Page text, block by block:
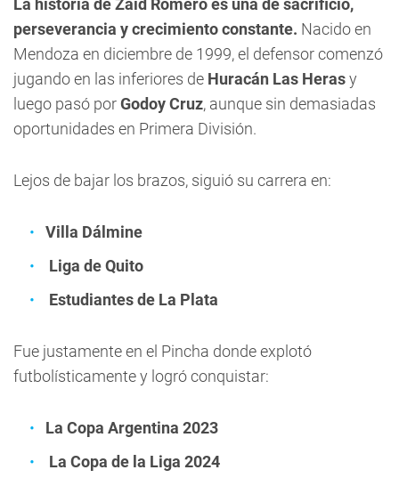
La historia de Zaid Romero es una de sacrificio,
perseverancia y crecimiento constante. Nacido en
Mendoza en diciembre de 1999, el defensor comenzó
jugando en las inferiores de Huracán Las Herasy
luego pasó porGodoy Cruz, aunque sin demasiadas
oportunidades en Primera División.
Lejos de bajar los brazos, siguió su carrera en:
Villa Dálmine
Liga de Quito
Estudiantes de La Plata
Fue justamente en el Pincha donde explotó
futbolísticamente y logró conquistar:
La Copa Argentina 2023
La Copa de la Liga 2024